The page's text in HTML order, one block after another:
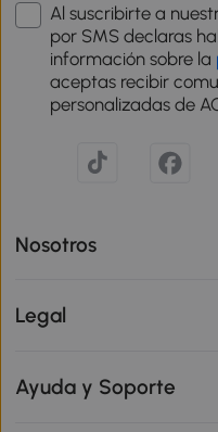
Al suscribirte a
por SMS declaras
información sobre la
aceptas recibir
personalizadas de
Nosotros
Legal
Ayuda y Soporte